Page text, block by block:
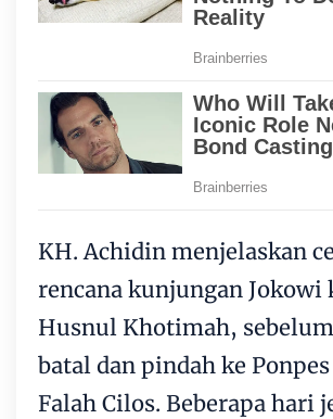
KH. Achidin menjelaskan
rencana kunjungan Jokowi
Husnul Khotimah,
batal dan pindah ke
Falah Cilos. Beberapa hari